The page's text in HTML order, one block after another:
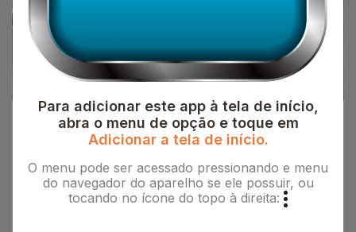
Platinum Multimarcas
VOLKSWAGEN Amarok 2.0 16V CABINE
DUPLA TURBO INTERCOOLER
R$118.900,00
Para adicionar este app à tela de início,
abra o menu de opção e toque em
Adicionar a tela de início.
O menu pode ser acessado pressionando e menu
do navegador do aparelho se ele possuir, ou
tocando no ícone do topo à direita: